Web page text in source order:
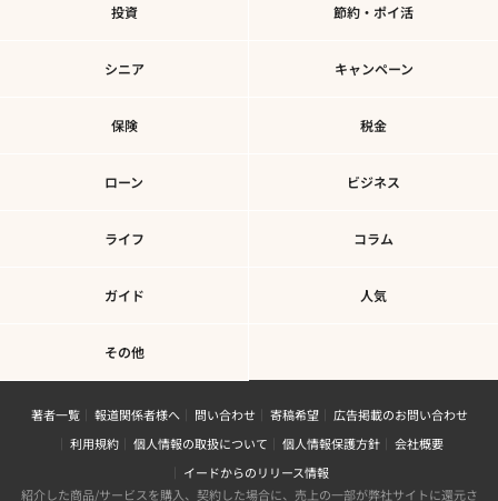
投資 節約・ポイ活
シニア キャンペーン
保険 税金
ローン ビジネス
ライフ コラム
ガイド 人気
その他
著者一覧 報道関係者様へ 問い合わせ 寄稿希望
広告掲載のお問い合わせ
利用規約
個人情報の取扱について 個人情報保護方針
会社概要
イードからのリリース情報
紹介した商品/サービスを購入、契約した場合に、売上の一部が弊社サイトに還元さ